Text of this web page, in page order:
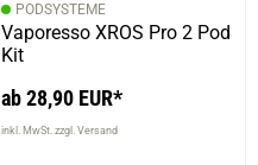
PODSYSTEME
Vaporesso XROS Pro 2 Pod
Kit
ab 28,90 EUR*
inkl. MwSt. zzgl. Versand